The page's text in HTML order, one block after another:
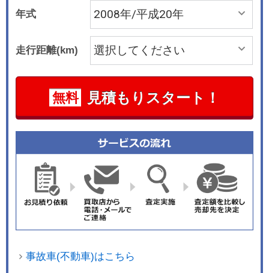
も4WDだったが、2007年5月には2WDを追加設
定。2007年10月には2WD車に続いてエアロパー
ツで外観をドレスアップしたローデストシリーズ
が4WD車にも設定された。2008年5月には7人乗
り仕様を設定するなど、装備や仕様の見直しを行
った。2008年12月にはグレードに応じて装備の充
実化を図り、車種体系を整理した。
年式
走行距離(km)
無料 見積もりスタート！
事故車(不動車)はこちら